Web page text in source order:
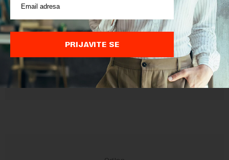
Sajt je zaštićen pomocu reCaptcha i Google.
Google Politika
su primenjeni.
PRIJAVITE SE